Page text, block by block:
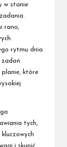
w stanie
rano,
rytmu dnia
zadań.
planie, które
tych,